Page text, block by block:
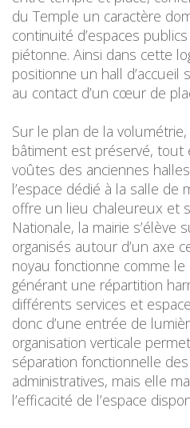
du Temple un caractère
continuité d’espaces
piétonne. Ainsi dans cette
positionne un hall d’accueil
au contact d’un cœur de
Sur le plan de la
bâtiment est préservé, tout
voûtes des anciennes
l’espace dédié à la salle de
offre un lieu chaleureux et
Nationale, la mairie s’élève
organisés autour d’un axe
noyau fonctionne comme
générant une répartition
différents services et
donc d’une entrée de
organisation verticale
séparation fonctionnelle
administratives, mais elle
l’efficacité de l’espace